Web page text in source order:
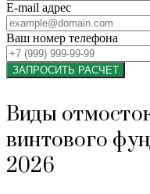
E-mail адрес
Ваш номер телефона
ЗАПРОСИТЬ РАСЧЕТ
Виды
винтового
2026